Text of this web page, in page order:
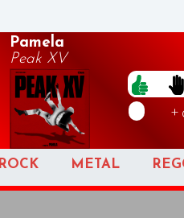
Pamela
Peak XV
+
ROCK METAL